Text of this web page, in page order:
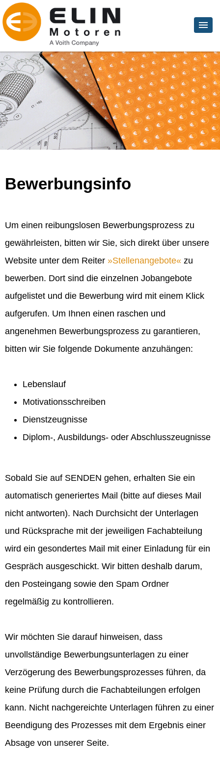
Bewerbungsinfo
Um einen reibungslosen Bewerbungsprozess zu
gewährleisten, bitten wir Sie, sich direkt über unsere
Website unter dem Reiter
Stellenangebote
zu
bewerben. Dort sind die einzelnen Jobangebote
aufgelistet und die Bewerbung wird mit einem Klick
aufgerufen. Um Ihnen einen raschen und
angenehmen Bewerbungsprozess zu garantieren,
bitten wir Sie folgende Dokumente anzuhängen:
Lebenslauf
Motivationsschreiben
Dienstzeugnisse
Diplom-, Ausbildungs- oder Abschlusszeugnisse
Sobald Sie auf SENDEN gehen, erhalten Sie ein
automatisch generiertes Mail (bitte auf dieses Mail
nicht antworten). Nach Durchsicht der Unterlagen
und Rücksprache mit der jeweiligen Fachabteilung
wird ein gesondertes Mail mit einer Einladung für ein
Gespräch ausgeschickt. Wir bitten deshalb darum,
den Posteingang sowie den Spam Ordner
regelmäßig zu kontrollieren.
Wir möchten Sie darauf hinweisen, dass
unvollständige Bewerbungsunterlagen zu einer
Verzögerung des Bewerbungsprozesses führen, da
keine Prüfung durch die Fachabteilungen erfolgen
kann. Nicht nachgereichte Unterlagen führen zu einer
Beendigung des Prozesses mit dem Ergebnis einer
Absage von unserer Seite.